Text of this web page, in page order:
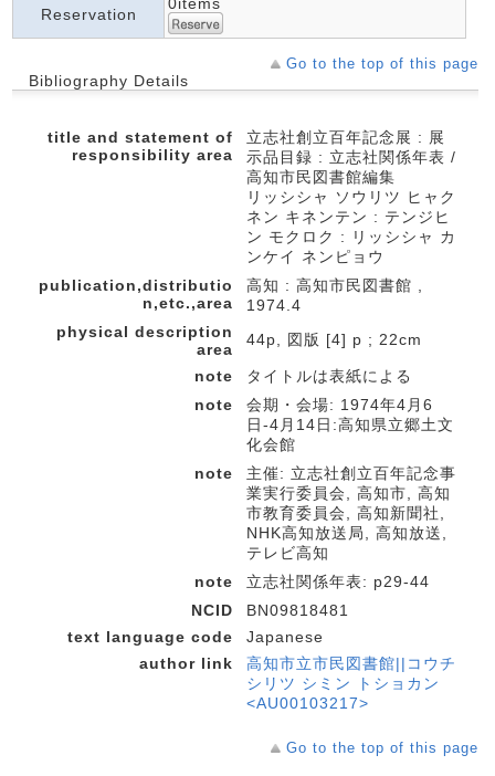
Reservation
Go to the top of this page
Bibliography Details
title and statement of
responsibility area
立志社創立百年記念展 : 展
示品目録 : 立志社関係年表 /
高知市民図書館編集
リッシシャ ソウリツ ヒャク
ネン キネンテン : テンジヒ
ン モクロク : リッシシャ カ
ンケイ ネンピョウ
publication,distributio
n,etc.,area
高知 : 高知市民図書館 ,
1974.4
physical description
area
44p, 図版 [4] p ; 22cm
note
タイトルは表紙による
note
会期・会場: 1974年4月6
日-4月14日:高知県立郷土文
化会館
note
主催: 立志社創立百年記念事
業実行委員会, 高知市, 高知
市教育委員会, 高知新聞社,
NHK高知放送局, 高知放送,
テレビ高知
note
立志社関係年表: p29-44
NCID
BN09818481
text language code
Japanese
author link
高知市立市民図書館||コウチ
シリツ シミン トショカン
<AU00103217>
Go to the top of this page